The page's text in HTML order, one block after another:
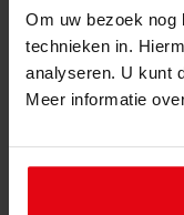
Om uw bezoek nog
technieken in.
analyseren. U kunt
Meer informatie